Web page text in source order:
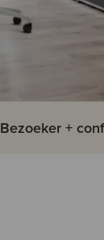
Bezoeker +